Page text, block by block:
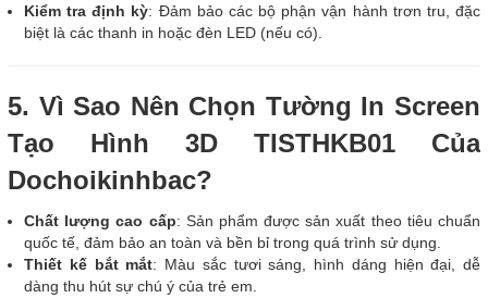
Kiểm tra định kỳ: Đảm bảo các bộ phận vận hành trơn tru, đặc
biệt là các thanh in hoặc đèn LED (nếu có).
5. Vì Sao Nên Chọn Tường In Screen
Tạo Hình 3D TISTHKB01 Của
Dochoikinhbac?
Chất lượng cao cấp: Sản phẩm được sản xuất theo tiêu chuẩn
quốc tế, đảm bảo an toàn và bền bỉ trong quá trình sử dụng.
Thiết kế bắt mắt: Màu sắc tươi sáng, hình dáng hiện đại, dễ
dàng thu hút sự chú ý của trẻ em.